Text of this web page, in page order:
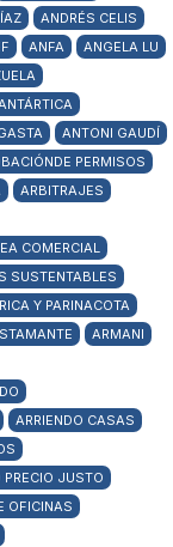
ANDRÉS CELIS
ANFA
ANGELA LU
ANTONI GAUDÍ
PERMISOS
ARBITRAJES
COMERCIAL
SUSTENTABLES
Y PARINACOTA
ARMANI
ARRIENDO CASAS
PRECIO JUSTO
OFICINAS